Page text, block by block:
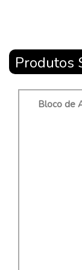
Produtos
Bloco de